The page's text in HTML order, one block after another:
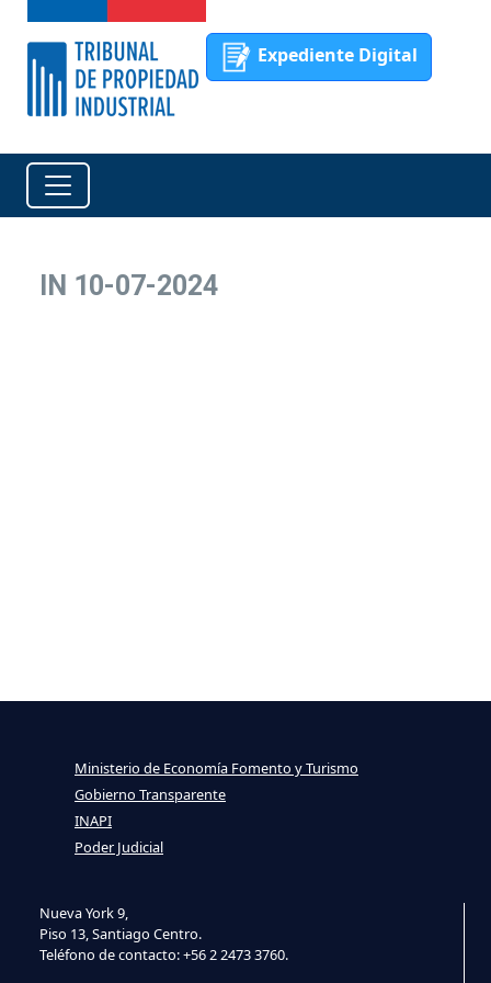
Expediente Digital
IN 10-07-2024
Nueva York 9,
Piso 13, Santiago Centro.
Teléfono de contacto: +56 2 2473 3760.
Ministerio de Economía Fomento y Turismo
Gobierno Transparente
INAPI
Poder Judicial